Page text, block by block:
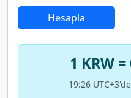
Hesapla
1 KRW
19:26